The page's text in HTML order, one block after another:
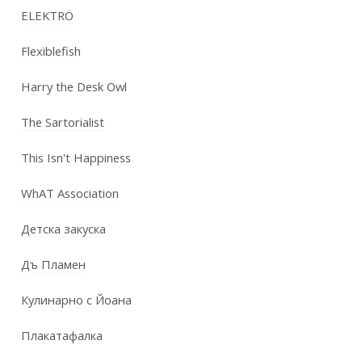
ELEKTRÖ
Flexiblefish
Harry the Desk Owl
The Sartorialist
This Isn't Happiness
WhAT Association
Детска закуска
Дъ Пламен
Кулинарно с Йоана
Плакатафалка